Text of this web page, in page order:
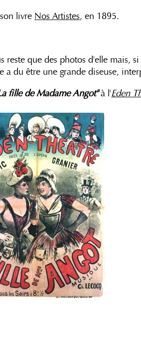
livre Nos Artistes, en 1895.
que des photos d'elle mais,
du être une grande diseuse,
fille de Madame Angot"à l'Eden